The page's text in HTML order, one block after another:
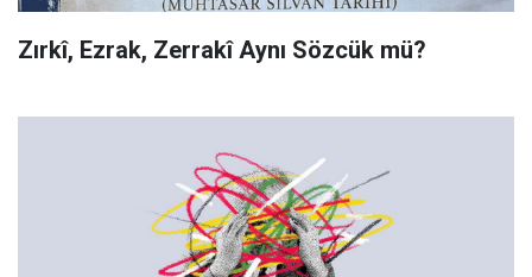
Zırkî, Ezrak, Zerrakî Aynı Sözcük mü?